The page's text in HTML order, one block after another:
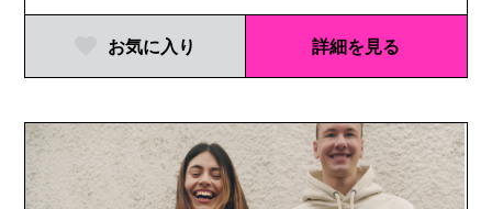
お気に入り 詳細を見る